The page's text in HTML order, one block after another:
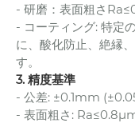
- 研磨：表面粗さ
- コーティング: 特定
に、酸化防止、絶縁
す。
3. 精度基準
- 公差: ±0.1mm
- 表面粗さ: